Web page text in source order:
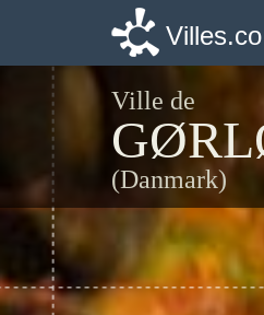
Villes.co
Ville de
(Danmark)
Villes.co